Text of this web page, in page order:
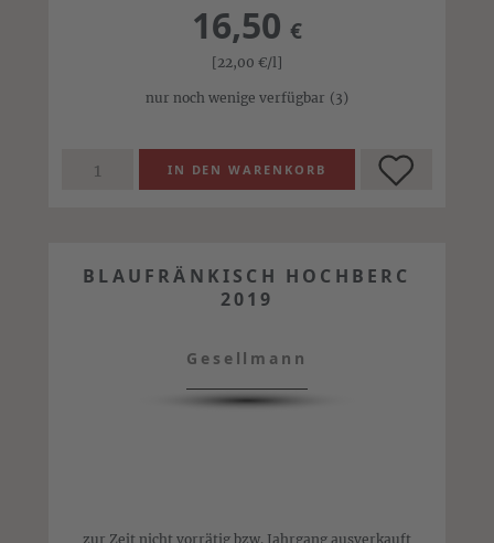
16,50 €
[22,00 €/l]
nur noch wenige verfügbar (3)
BLAUFRÄNKISCH HOCHBERC
2019
Gesellmann
zur Zeit nicht vorrätig bzw. Jahrgang ausverkauft